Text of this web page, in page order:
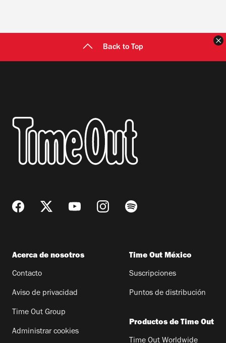
Back to Top
Acerca de nosotros
Contacto
Aviso de privacidad
Time Out Group
Administrar cookies
Time Out México
Suscripciones
Puntos de distribución
Productos de Time Out
Time Out Worldwide